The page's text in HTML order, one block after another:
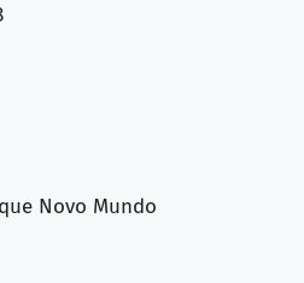
Novo Mundo